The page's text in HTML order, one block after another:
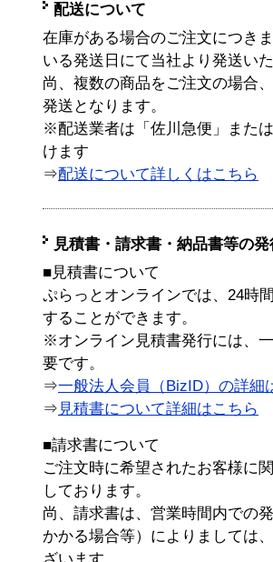
配送について
在庫がある場合のご注文につき
いる発送日にて当社より発送い
尚、複数の商品をご注文の場合
発送となります。
※配送業者は「佐川急便」また
けます
⇒配送について詳しくはこちら
見積書・請求書・納品書等の
■見積書について
ぷらっとオンラインでは、24時
することができます。
※オンライン見積書発行には、
要です。
⇒一般法人会員（BizID）の詳細
⇒ 見積書について詳細はこちら
■請求書について
ご注文時に希望されたお客様に
しております。
尚、請求書は、営業時間内での
かかる場合等）によりましては